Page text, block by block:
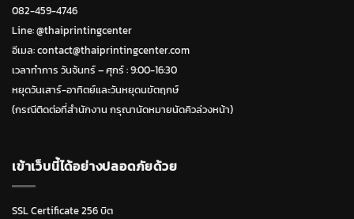
082-459-4746
Line:@thaiprintingcenter
อีเมล: contact@thaiprintingcenter.com
เวลาทำการ วันจ้นทร์ – ศุกร์ : 9:00-16:30
หยุดวันเสาร์-อาทิตย์และวันหยุดนขัตฤกษ์
(กรณีติดต่อที่สำนักงาน กรุณานัดหมายนัดคิวล่วงหน้า)
เข้าเว็บนี้ได้อย่างปลอดภัยด้วย
SSL Certificate 256 บิต